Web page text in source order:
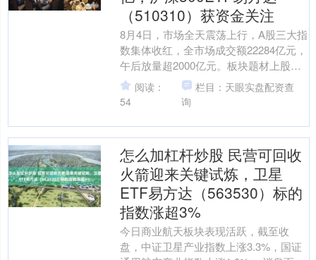
（510310）获资金关注
8月4日，市场全天震荡上行，A股三大指
数集体收红，全市场成交额22284亿元，
午后放量超2000亿元。板块题材上股票
操作平台，元件、CPO、电子化学品、
CRO、....
阅读：
54
栏目：天眼实盘配资查
询
怎么加杠杆炒股 民营可回收
火箭迎来关键试炼，卫星
ETF易方达（563530）标的
指数涨超3%
今日商业航天板块表现活跃，截至收
盘，中证卫星产业指数上涨3.3%，国证